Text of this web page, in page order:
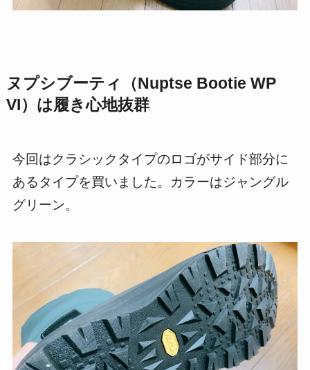
ヌプシブーティ（Nuptse Bootie WP
VI）は履き心地抜群
今回はクラシックタイプのロゴがサイド部分に
あるタイプを買いました。カラーはジャングル
グリーン。